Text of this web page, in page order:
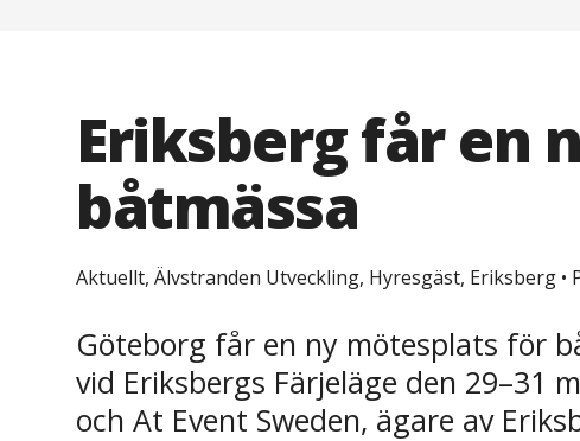
Eriksberg får en
båtmässa
Aktuellt, Älvstranden Utveckling, Hyresgäst, Eriksberg •
Göteborg får en ny mötesplats för
vid Eriksbergs Färjeläge den 29–31
och At Event Sweden, ägare av